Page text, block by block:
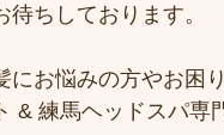
待ちしております。
にお悩みの方やお困
& 練馬ヘッドスパ専